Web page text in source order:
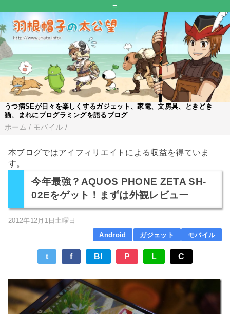
=
うつ病SEが日々を楽しくするガジェット、家電、文房具、ときどき
猫、まれにプログラミングを語るブログ
ホーム / モバイル /
本ブログではアイフィリエイトによる収益を得ていま
す。
今年最強？AQUOS PHONE ZETA SH-
02Eをゲット！まずは外観レビュー
2012年12月1日土曜日
Android
ガジェット モバイル
t f B! P L C